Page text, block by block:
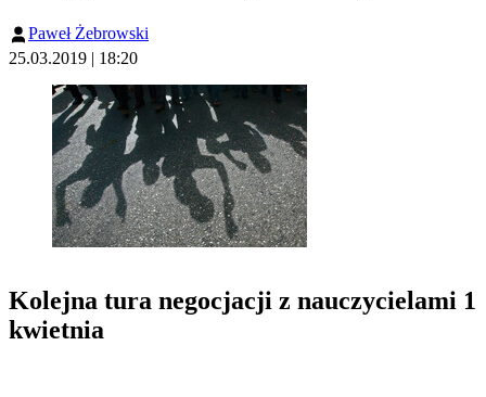
Paweł Żebrowski
25.03.2019 | 18:20
Kolejna tura negocjacji z nauczycielami 1
kwietnia